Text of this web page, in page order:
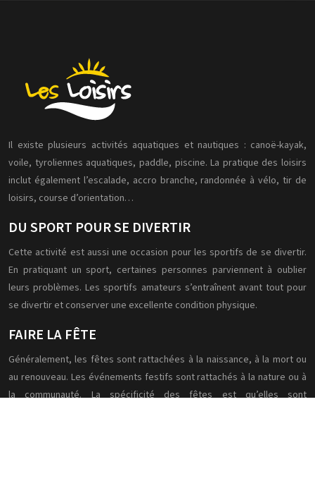
Il existe plusieurs activités aquatiques et nautiques : canoë-kayak,
voile, tyroliennes aquatiques, paddle, piscine. La pratique des loisirs
inclut également l’escalade, accro branche, randonnée à vélo, tir de
loisirs, course d’orientation…
DU SPORT POUR SE DIVERTIR
Cette activité est aussi une occasion pour les sportifs de se divertir.
En pratiquant un sport, certaines personnes parviennent à oublier
leurs problèmes. Les sportifs amateurs s’entraînent avant tout pour
se divertir et conserver une excellente condition physique.
FAIRE LA FÊTE
Généralement, les fêtes sont rattachées à la naissance, à la mort ou
au renouveau. Les événements festifs sont rattachés à la nature ou à
la communauté. La spécificité des fêtes est qu’elles sont